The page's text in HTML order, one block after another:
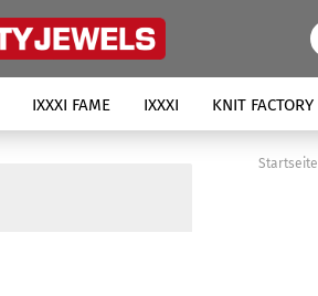
IXXXI FAME IXXXI KNIT FACTORY
Startseite